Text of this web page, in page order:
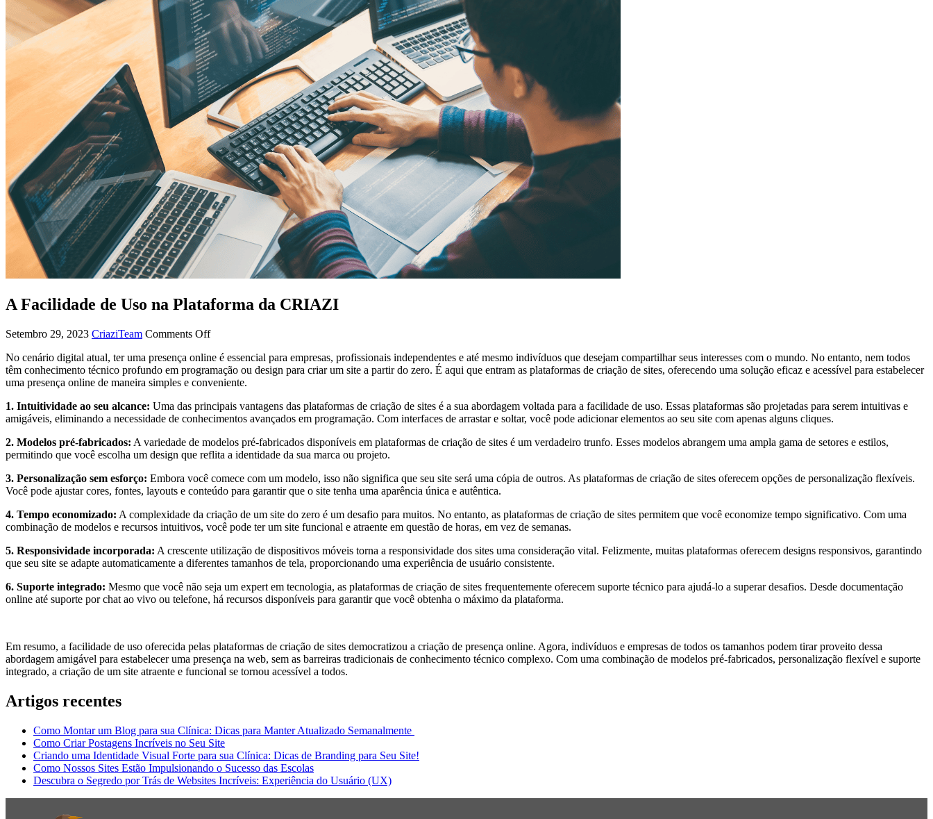
A Facilidade de Uso na Plataforma da CRIAZI
Setembro 29, 2023 CriaziTeam Comments Off
No cenário digital atual, ter uma presença online é essencial para empresas, profissionais independentes e até mesmo indivíduos que desejam compartilhar seus interesses com o mundo. No entanto, nem todos
têm conhecimento técnico profundo em programação ou design para criar um site a partir do zero. É aqui que entram as plataformas de criação de sites, oferecendo uma solução eficaz e acessível para estabelecer
uma presença online de maneira simples e conveniente.
1. Intuitividade ao seu alcance: Uma das principais vantagens das plataformas de criação de sites é a sua abordagem voltada para a facilidade de uso. Essas plataformas são projetadas para serem intuitivas e
amigáveis, eliminando a necessidade de conhecimentos avançados em programação. Com interfaces de arrastar e soltar, você pode adicionar elementos ao seu site com apenas alguns cliques.
2. Modelos pré-fabricados: A variedade de modelos pré-fabricados disponíveis em plataformas de criação de sites é um verdadeiro trunfo. Esses modelos abrangem uma ampla gama de setores e estilos,
permitindo que você escolha um design que reflita a identidade da sua marca ou projeto.
3. Personalização sem esforço: Embora você comece com um modelo, isso não significa que seu site será uma cópia de outros. As plataformas de criação de sites oferecem opções de personalização flexíveis.
Você pode ajustar cores, fontes, layouts e conteúdo para garantir que o site tenha uma aparência única e autêntica.
4. Tempo economizado: A complexidade da criação de um site do zero é um desafio para muitos. No entanto, as plataformas de criação de sites permitem que você economize tempo significativo. Com uma
combinação de modelos e recursos intuitivos, você pode ter um site funcional e atraente em questão de horas, em vez de semanas.
5. Responsividade incorporada: A crescente utilização de dispositivos móveis torna a responsividade dos sites uma consideração vital. Felizmente, muitas plataformas oferecem designs responsivos, garantindo
que seu site se adapte automaticamente a diferentes tamanhos de tela, proporcionando uma experiência de usuário consistente.
6. Suporte integrado: Mesmo que você não seja um expert em tecnologia, as plataformas de criação de sites frequentemente oferecem suporte técnico para ajudá-lo a superar desafios. Desde documentação
online até suporte por chat ao vivo ou telefone, há recursos disponíveis para garantir que você obtenha o máximo da plataforma.
Em resumo, a facilidade de uso oferecida pelas plataformas de criação de sites democratizou a criação de presença online. Agora, indivíduos e empresas de todos os tamanhos podem tirar proveito dessa
abordagem amigável para estabelecer uma presença na web, sem as barreiras tradicionais de conhecimento técnico complexo. Com uma combinação de modelos pré-fabricados, personalização flexível e suporte
integrado, a criação de um site atraente e funcional se tornou acessível a todos.
Artigos recentes
Como Montar um Blog para sua Clínica: Dicas para Manter Atualizado Semanalmente
Como Criar Postagens Incríveis no Seu Site
Criando uma Identidade Visual Forte para sua Clínica: Dicas de Branding para Seu Site!
Como Nossos Sites Estão Impulsionando o Sucesso das Escolas
Descubra o Segredo por Trás de Websites Incríveis: Experiência do Usuário (UX)